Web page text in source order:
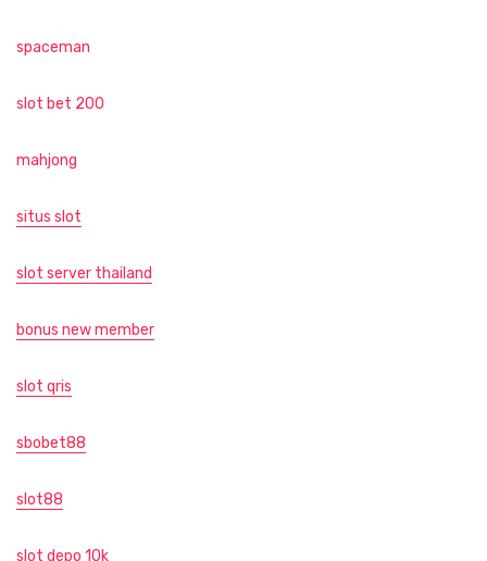
spaceman
slot bet 200
mahjong
situs slot
slot server thailand
bonus new member
slot qris
sbobet88
slot88
slot depo 10k